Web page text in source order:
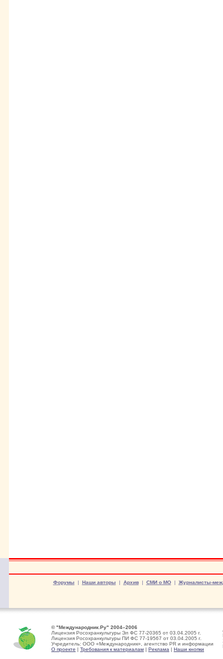
Форумы | Наши авторы | Архив| СМИ о МО| Журналисты-
© "Международник.Ру" 2004–2006
Лицензия Росохранкультуры Эл ФС 77-20365 от 03.04.2005 г.
Лицензия Росохранкультуры ПИ ФС 77-19567 от 03.04.2005 г.
Учредитель: ООО «Международник», агентство PR и информации
О проекте | Требования к материалам | Реклама | Наши кнопки